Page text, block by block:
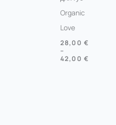
Organic
Love
28,00 €
–
42,00 €